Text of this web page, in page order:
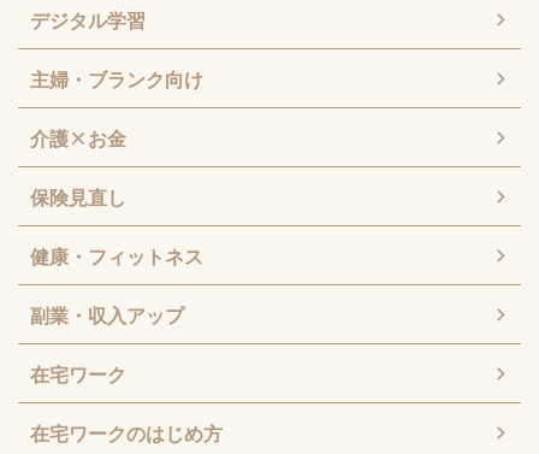
デジタル学習
主婦・ブランク向け
介護×お金
保険見直し
健康・フィットネス
副業・収入アップ
在宅ワーク
在宅ワークのはじめ方